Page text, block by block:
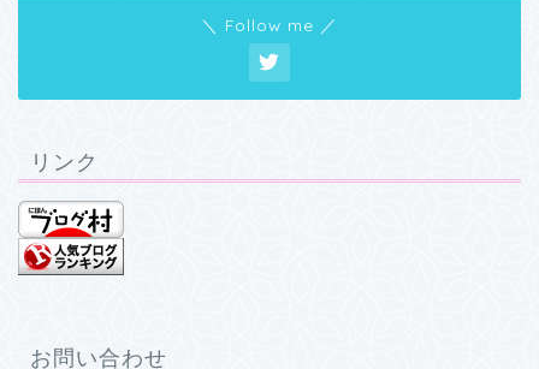
＼ Follow me ／
リンク
お問い合わせ